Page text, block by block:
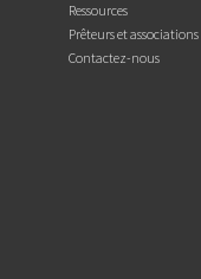
Ressources
Prêteurs et associations
Contactez-nous